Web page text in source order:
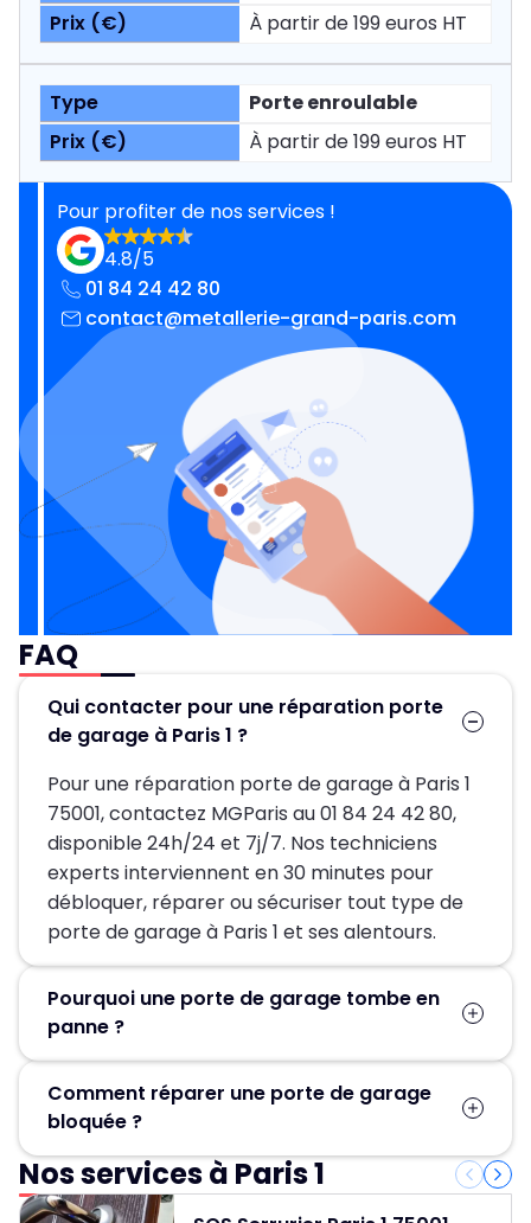
À partir de 199 euros HT
Porte enroulable
À partir de 199 euros HT
Pour profiter de nos services !
4.8/5
01 84 24 42 80
contact@metallerie-grand-paris.com
FAQ
Qui contacter pour une réparation porte
de garage à Paris 1 ?
Pour une réparation porte de garage à Paris 1
75001, contactez MGParis au 01 84 24 42 80,
disponible 24h/24 et 7j/7. Nos techniciens
experts interviennent en 30 minutes pour
débloquer, réparer ou sécuriser tout type de
porte de garage à Paris 1 et ses alentours.
Pourquoi une porte de garage tombe en
panne ?
souvent liée à l’usure des pièces mécaniques.
Un ressort de torsion cassé, un câble de
levage rompu, des rails désalignés ou un
moteur HS sont les causes les plus fréquentes.
Comment réparer une porte de garage
bloquée ?
Ne forcez jamais, cela pourrait être dangereux.
Coupez l'alimentation si la porte est
Nos services à Paris 1